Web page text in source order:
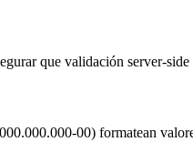
que validación server-
00) formatean